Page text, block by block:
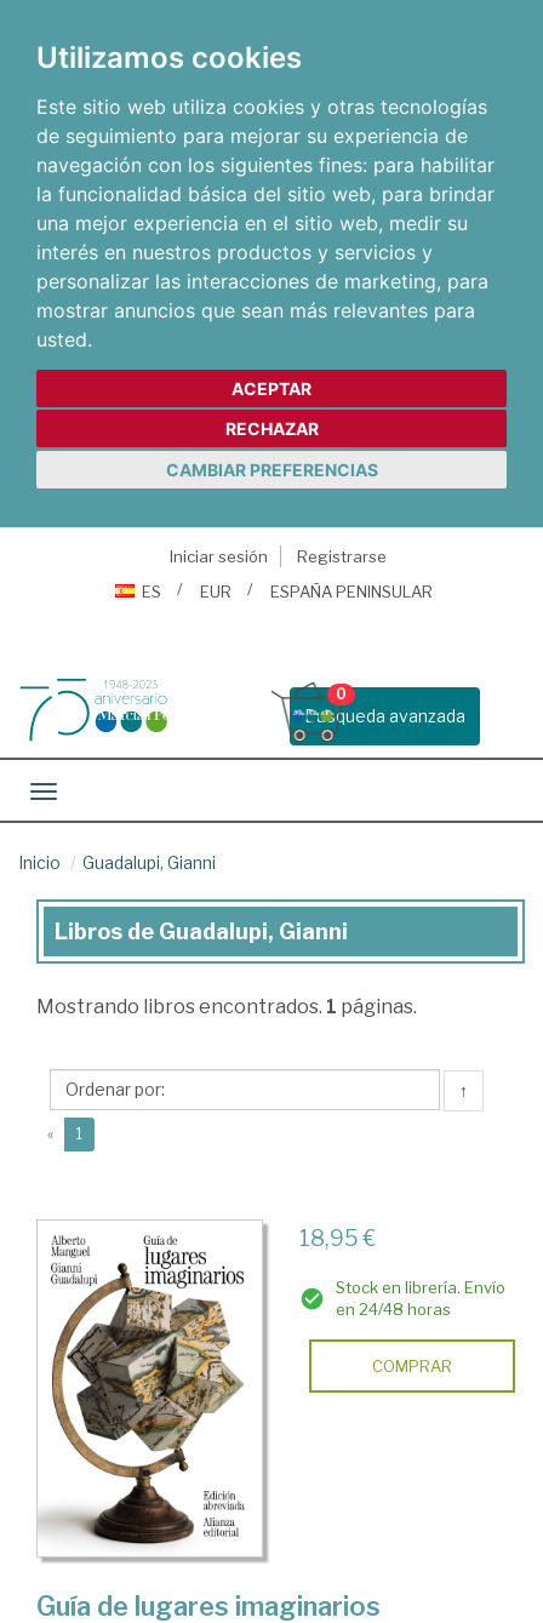
Utilizamos cookies
Este sitio web utiliza cookies y otras tecnologías
de seguimiento para mejorar su experiencia de
navegación con los siguientes fines: para habilitar
la funcionalidad básica del sitio web, para brindar
una mejor experiencia en el sitio web, medir su
interés en nuestros productos y servicios y
personalizar las interacciones de marketing, para
mostrar anuncios que sean más relevantes para
usted.
ACEPTAR
RECHAZAR
CAMBIAR PREFERENCIAS
Iniciar sesión
Registrarse
ES
EUR ESPAÑA PENINSULAR
Busqueda avanzada
0
Toggle navigation
Inicio Guadalupi, Gianni
Libros
Guadalupi,
Libros de Guadalupi, Gianni
Mostrando libros encontrados. 1 páginas.
↑
« 1
18,95 €
Stock en librería. Envío
en 24/48 horas
COMPRAR
Guía de lugares imaginarios